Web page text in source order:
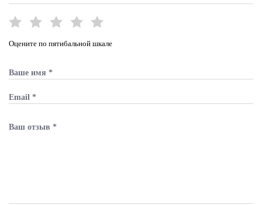
Оцените по пятибальной шкале